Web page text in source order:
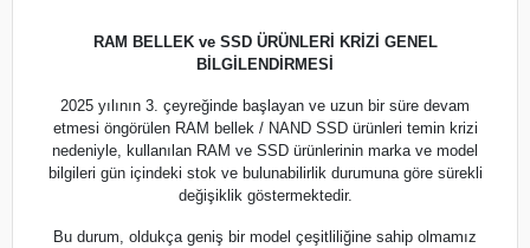
RAM BELLEK ve SSD ÜRÜNLERİ KRİZİ GENEL
BİLGİLENDİRMESİ
2025 yılının 3. çeyreğinde başlayan ve uzun bir süre devam
etmesi öngörülen RAM bellek / NAND SSD ürünleri temin krizi
nedeniyle, kullanılan RAM ve SSD ürünlerinin marka ve model
bilgileri gün içindeki stok ve bulunabilirlik durumuna göre sürekli
değişiklik göstermektedir.
Bu durum, oldukça geniş bir model çeşitliliğine sahip olmamız